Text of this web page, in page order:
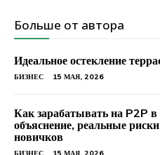
Больше от автора
Идеальное остекление
БИЗНЕС 15 МАЯ, 2026
Как зарабатывать на P2P в
объяснение, реальные
новичков